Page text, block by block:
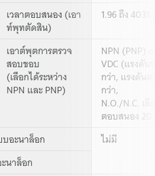
เวลาตอบสนอง (เอา
ท์พุทตัดสิน)
1.96 ถึง
เอาต์พุตการตรวจ
สอบขอบ
(เลือกได้ระหว่าง
NPN และ PNP)
NPN (PNP)
VDC (แรงดั
กว่า, แรงดัน
กว่า,
N.O./N.C. เ
ตอบสนอง 20
อะนาล็อก
ไม่มี
นาล็อก